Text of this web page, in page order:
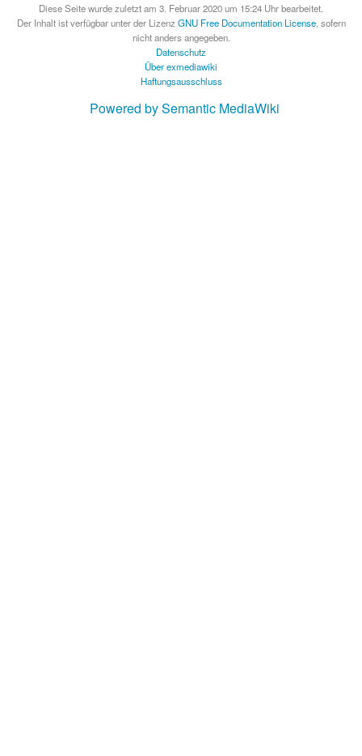
Diese Seite wurde zuletzt am 3. Februar 2020 um 15:24 Uhr bearbeitet.
Der Inhalt ist verfügbar unter der Lizenz GNU Free Documentation License, sofern
nicht anders angegeben.
Datenschutz
Über exmediawiki
Haftungsausschluss
Powered by Semantic MediaWiki